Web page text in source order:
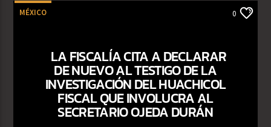
MÉXICO 0
LA FISCALÍA CITA A DECLARAR
DE NUEVO AL TESTIGO DE LA
INVESTIGACIÓN DEL HUACHICOL
FISCAL QUE INVOLUCRA AL
SECRETARIO OJEDA DURÁN